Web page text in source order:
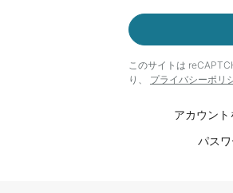
このサイトは
り、 プライバシーポリ
アカウン
パス